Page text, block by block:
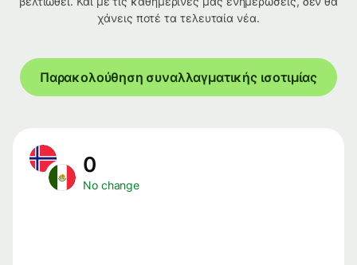
χάνεις ποτέ τα τελευταία νέα.
Παρακολούθηση συναλλαγματικής ισοτιμίας
0
No change